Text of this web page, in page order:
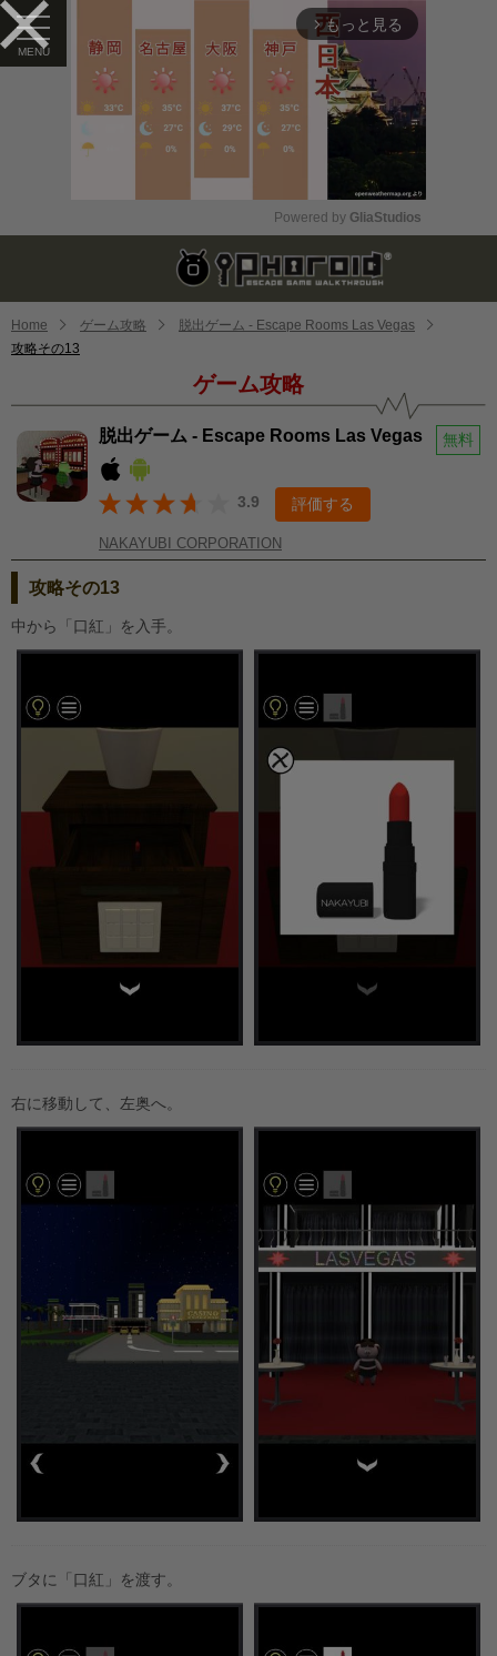
arrow_forward_ios もっと見る
Mute
Powered by GliaStudios
Home ゲーム攻略
脱出ゲーム - Escape Rooms Las Vegas
攻略その13
ゲーム攻略
脱出ゲーム - Escape Rooms Las Vegas 無料
3.9 評価する
NAKAYUBI CORPORATION
攻略その13
中から「口紅」を入手。
右に移動して、左奥へ。
ブタに「口紅」を渡す。